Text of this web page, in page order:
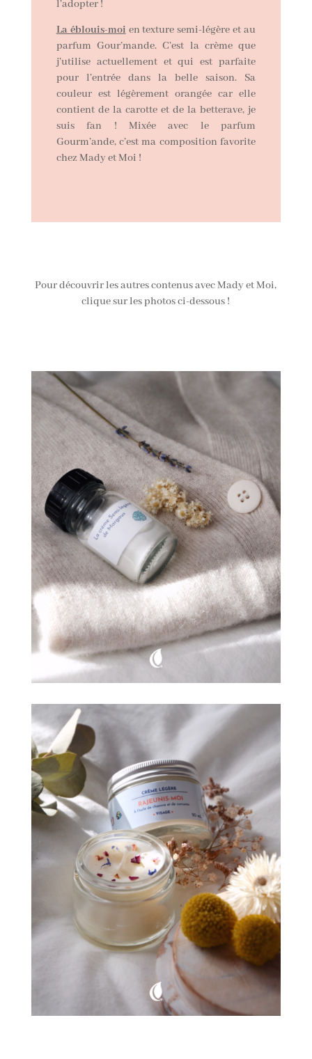
l’adopter !
La éblouis-moi en texture semi-légère et au
parfum Gour’mande. C’est la crème que
j’utilise actuellement et qui est parfaite
pour l’entrée dans la belle saison. Sa
couleur est légèrement orangée car elle
contient de la carotte et de la betterave, je
suis fan ! Mixée avec le parfum
Gourm’ande, c’est ma composition favorite
chez Mady et Moi !
Pour découvrir les autres contenus avec Mady et Moi,
clique sur les photos ci-dessous !